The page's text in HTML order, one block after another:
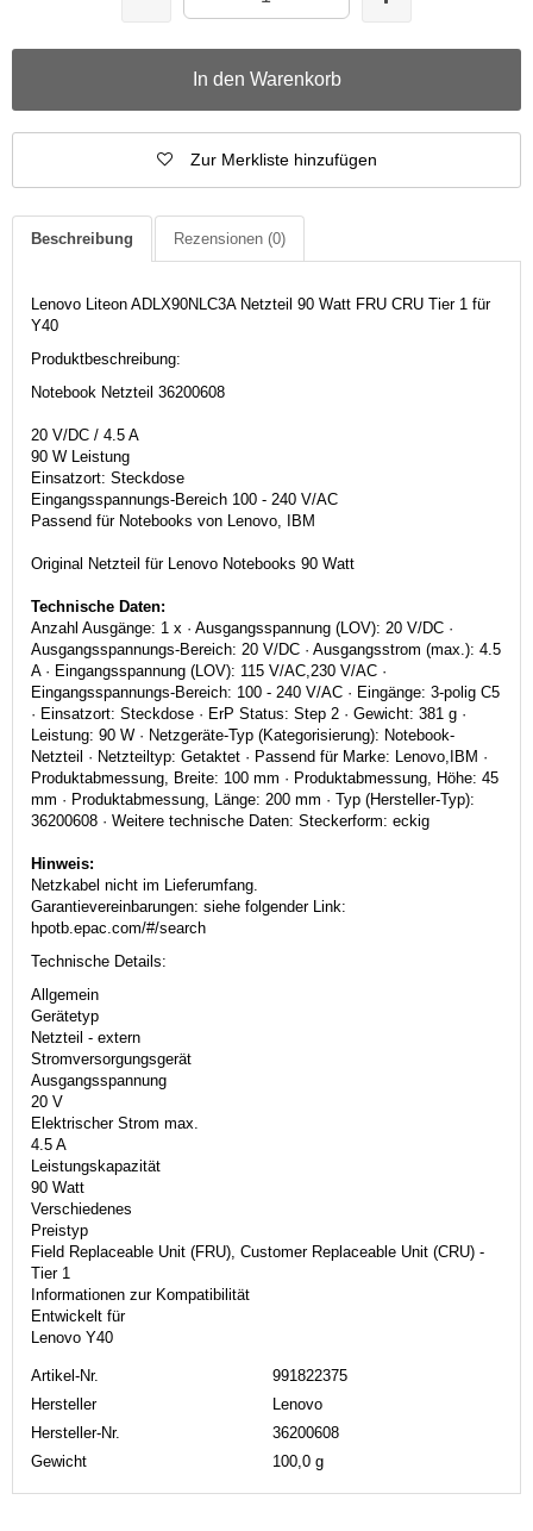
In den Warenkorb
Zur Merkliste hinzufügen
Beschreibung Rezensionen (0)
Lenovo Liteon ADLX90NLC3A Netzteil 90 Watt FRU CRU Tier 1 für
Y40
Produktbeschreibung:
Notebook Netzteil 36200608
20 V/DC / 4.5 A
90 W Leistung
Einsatzort: Steckdose
Eingangsspannungs-Bereich 100 - 240 V/AC
Passend für Notebooks von Lenovo, IBM
Original Netzteil für Lenovo Notebooks 90 Watt
Technische Daten:
Anzahl Ausgänge: 1 x · Ausgangsspannung (LOV): 20 V/DC ·
Ausgangsspannungs-Bereich: 20 V/DC · Ausgangsstrom (max.): 4.5
A · Eingangsspannung (LOV): 115 V/AC,230 V/AC ·
Eingangsspannungs-Bereich: 100 - 240 V/AC · Eingänge: 3-polig C5
· Einsatzort: Steckdose · ErP Status: Step 2 · Gewicht: 381 g ·
Leistung: 90 W · Netzgeräte-Typ (Kategorisierung): Notebook-
Netzteil · Netzteiltyp: Getaktet · Passend für Marke: Lenovo,IBM ·
Produktabmessung, Breite: 100 mm · Produktabmessung, Höhe: 45
mm · Produktabmessung, Länge: 200 mm · Typ (Hersteller-Typ):
36200608 · Weitere technische Daten: Steckerform: eckig
Hinweis:
Netzkabel nicht im Lieferumfang.
Garantievereinbarungen: siehe folgender Link:
hpotb.epac.com/#/search
Technische Details:
Allgemein
Gerätetyp
Netzteil - extern
Stromversorgungsgerät
Ausgangsspannung
20 V
Elektrischer Strom max.
4.5 A
Leistungskapazität
90 Watt
Verschiedenes
Preistyp
Field Replaceable Unit (FRU), Customer Replaceable Unit (CRU) -
Tier 1
Informationen zur Kompatibilität
Entwickelt für
Lenovo Y40
Artikel-Nr.
991822375
Hersteller
Lenovo
Hersteller-Nr.
36200608
Gewicht
100,0 g